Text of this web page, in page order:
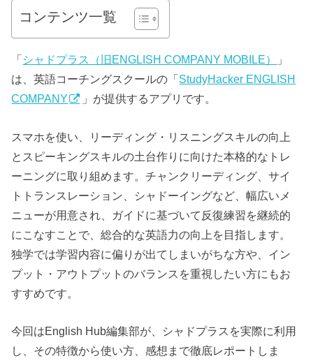
コンテンツ一覧
「 シャドプラス（旧ENGLISH COMPANY MOBILE）
」
は、英語コーチングスクールの「 StudyHacker ENGLISH
COMPANY
」が提供するアプリです。
スマホを使い、リーディング・リスニングスキルの向上
とスピーキングスキルの土台作りに向けた本格的なトレ
ーニングに取り組めます。チャンクリーディング、サイ
トトランスレーション、シャドーイングなど、幅広いメ
ニューが用意され、ガイドに基づいて反復練習を継続的
にこなすことで、総合的な英語力の向上を目指します。
独学では学習内容に偏りが出てしまいがちな方や、イン
プット・アウトプットのバランスを重視したい方にもお
すすめです。
今回はEnglish Hub編集部が、シャドプラスを実際に利用
し、その特徴から使い方、感想まで徹底レポートしま